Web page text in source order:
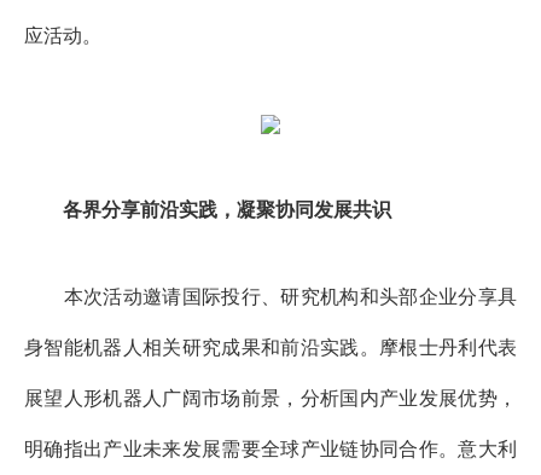
应活动。
各界分享前沿实践，凝聚协同发展共识
本次活动邀请国际投行、研究机构和头部企业分享具
身智能机器人相关研究成果和前沿实践。摩根士丹利代表
展望人形机器人广阔市场前景，分析国内产业发展优势，
明确指出产业未来发展需要全球产业链协同合作。意大利